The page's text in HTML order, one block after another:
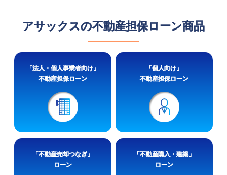
アサックスの不動産担保ローン商品
「法人・個人事業者向け」
不動産担保ローン
「個人向け」
不動産担保ローン
「不動産売却つなぎ」
ローン
「不動産購入・建築」
ローン